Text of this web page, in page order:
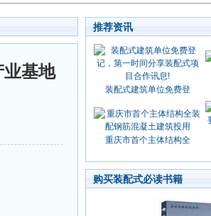
业基地
推荐资讯
装配式建筑单位免费登
重庆市首个主体结构全
购买装配式必读书籍